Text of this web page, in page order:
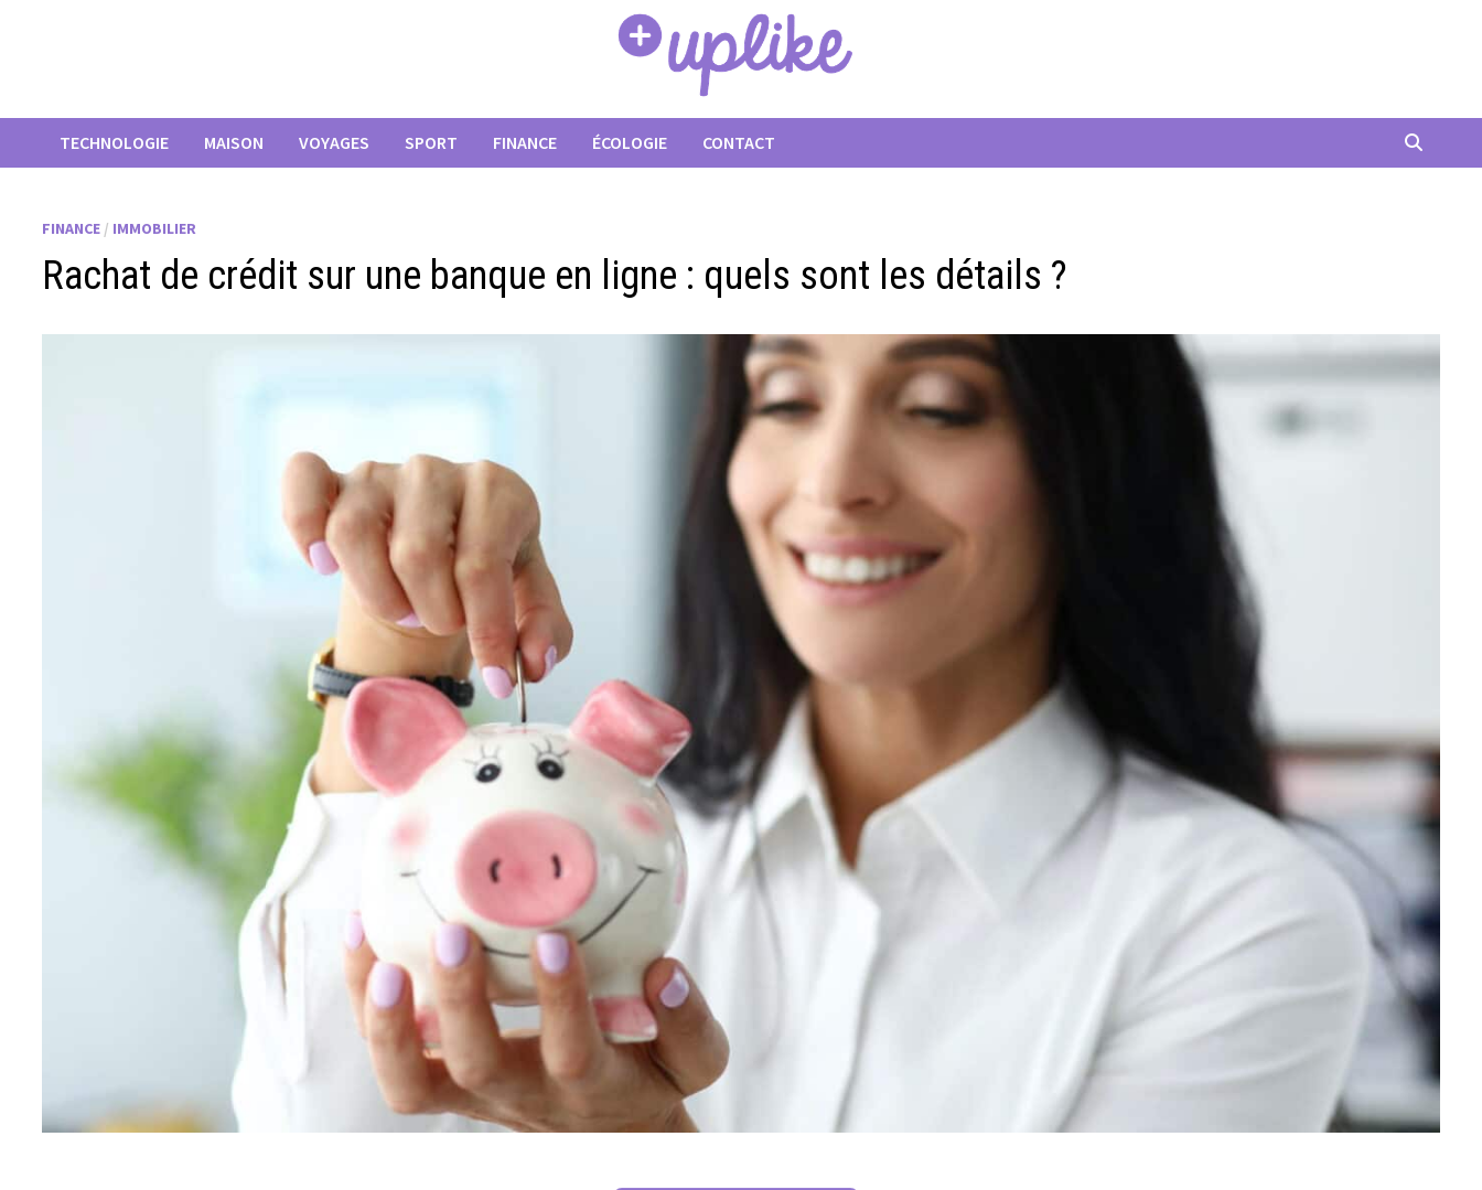
TECHNOLOGIE MAISON VOYAGES SPORT FINANCE ÉCOLOGIE CONTACT
FINANCE / IMMOBILIER
Rachat de crédit sur une banque en ligne : quels sont les détails ?